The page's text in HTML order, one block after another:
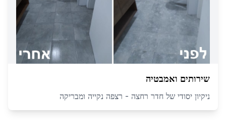
שירותים ואמבטיה
ניקיון יסודי של חדר רחצה - רצפה נקייה ומבריקה